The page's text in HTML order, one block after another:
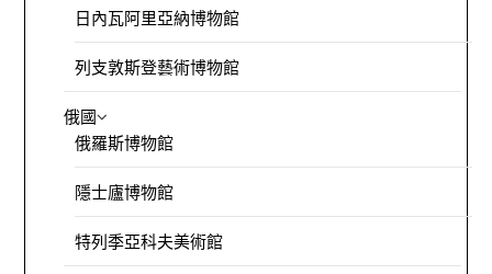
日內瓦阿里亞納博物館
列支敦斯登藝術博物館
俄國
俄羅斯博物館
隱士廬博物館
特列季亞科夫美術館